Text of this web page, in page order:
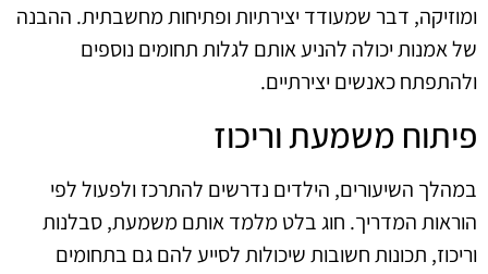
ומוזיקה, דבר שמעודד יצירתיות ופתיחות מחשבתית. ההבנה
של אמנות יכולה להניע אותם לגלות תחומים נוספים
ולהתפתח כאנשים יצירתיים.
פיתוח משמעת וריכוז
במהלך השיעורים, הילדים נדרשים להתרכז ולפעול לפי
הוראות המדריך. חוג בלט מלמד אותם משמעת, סבלנות
וריכוז, תכונות חשובות שיכולות לסייע להם גם בתחומים